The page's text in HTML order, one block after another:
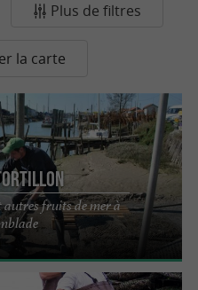
Plus de filtres
la carte
fruits de mer à